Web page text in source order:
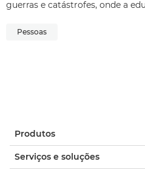
guerras e catástrofes, onde a
Pessoas
Produtos
Serviços e soluções